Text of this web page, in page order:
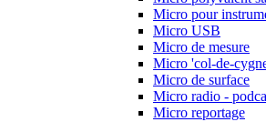
Micro pour
Micro USB
Micro de mesure
Micro 'col-de-
Micro de surface
Micro radio -
Micro reportage